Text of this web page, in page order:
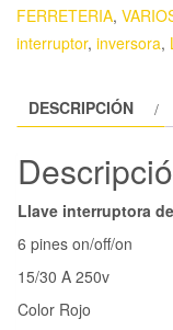
FERRETERIA,
interruptor, inversora,
DESCRIPCIÓN
Llave interruptora
6 pines on/off/on
15/30 A 250v
Color Rojo